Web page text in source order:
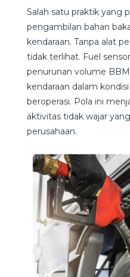
Salah satu praktik yang
pengambilan bahan
kendaraan. Tanpa alat
tidak terlihat. Fuel
penurunan volume BBM
kendaraan dalam
beroperasi. Pola ini
aktivitas tidak wajar
perusahaan.